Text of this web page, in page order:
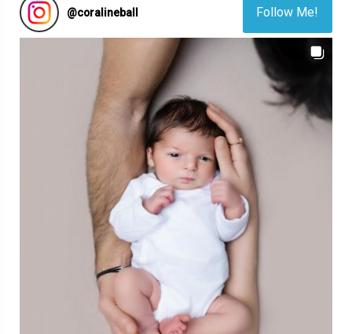
@coralineball Follow Me!